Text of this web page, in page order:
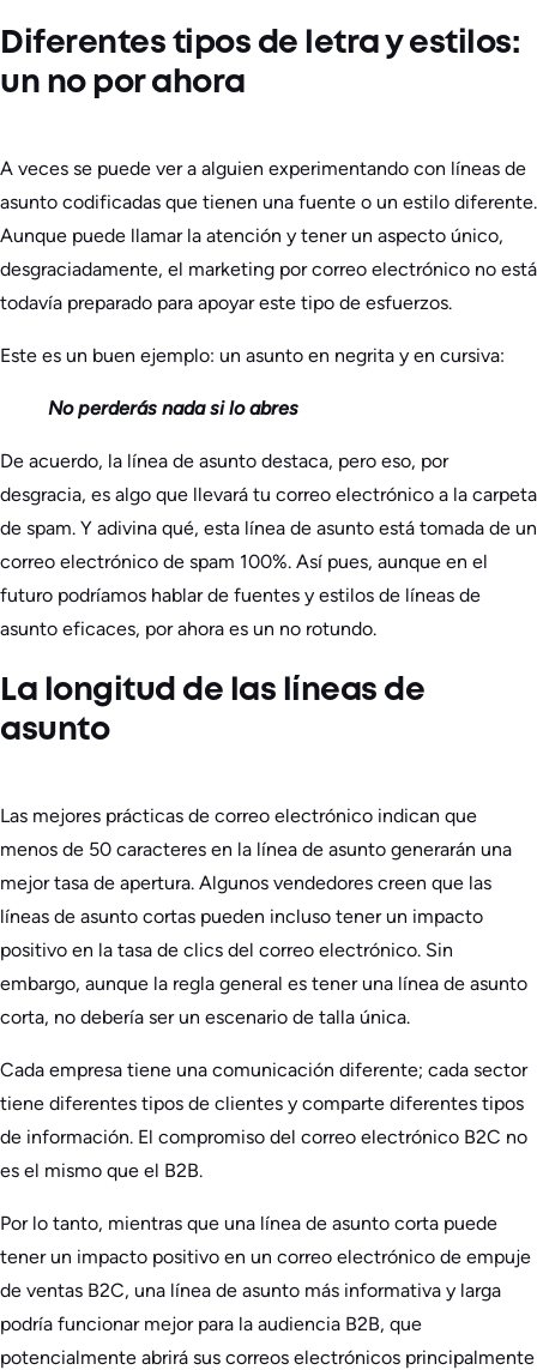
Diferentes tipos de letra y estilos:
un no por ahora
A veces se puede ver a alguien experimentando con líneas de
asunto codificadas que tienen una fuente o un estilo diferente.
Aunque puede llamar la atención y tener un aspecto único,
desgraciadamente, el marketing por correo electrónico no está
todavía preparado para apoyar este tipo de esfuerzos.
Este es un buen ejemplo: un asunto en negrita y en cursiva:
No perderás nada si lo abres
De acuerdo, la línea de asunto destaca, pero eso, por
desgracia, es algo que llevará tu correo electrónico a la carpeta
de spam. Y adivina qué, esta línea de asunto está tomada de un
correo electrónico de spam 100%. Así pues, aunque en el
futuro podríamos hablar de fuentes y estilos de líneas de
asunto eficaces, por ahora es un no rotundo.
La longitud de las líneas de
asunto
Las mejores prácticas de correo electrónico indican que
menos de 50 caracteres en la línea de asunto generarán una
mejor tasa de apertura. Algunos vendedores creen que las
líneas de asunto cortas pueden incluso tener un impacto
positivo en la tasa de clics del correo electrónico. Sin
embargo, aunque la regla general es tener una línea de asunto
corta, no debería ser un escenario de talla única.
Cada empresa tiene una comunicación diferente; cada sector
tiene diferentes tipos de clientes y comparte diferentes tipos
de información. El compromiso del correo electrónico B2C no
es el mismo que el B2B.
Por lo tanto, mientras que una línea de asunto corta puede
tener un impacto positivo en un correo electrónico de empuje
de ventas B2C, una línea de asunto más informativa y larga
podría funcionar mejor para la audiencia B2B, que
potencialmente abrirá sus correos electrónicos principalmente